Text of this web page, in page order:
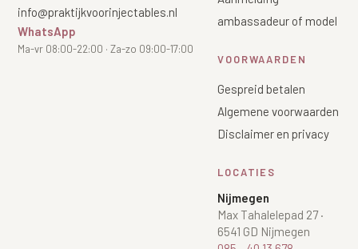
info@praktijkvoorinjectables.nl
WhatsApp
Ma-vr 08:00-22:00 · Za-zo 09:00-17:00
ambassadeur of model
VOORWAARDEN
Gespreid betalen
Algemene voorwaarden
Disclaimer en privacy
LOCATIES
Nijmegen
Max Tahalelepad 27·
6541 GD Nijmegen